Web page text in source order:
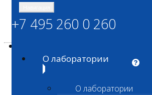
+7 495 260 0 260
О лаборатории
О лаборатории